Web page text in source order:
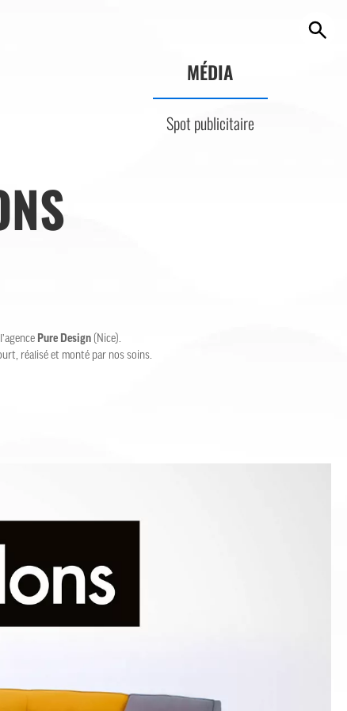
MÉDIA
Spot publicitaire
Pure Design(Nice).
réalisé et monté par nos soins.